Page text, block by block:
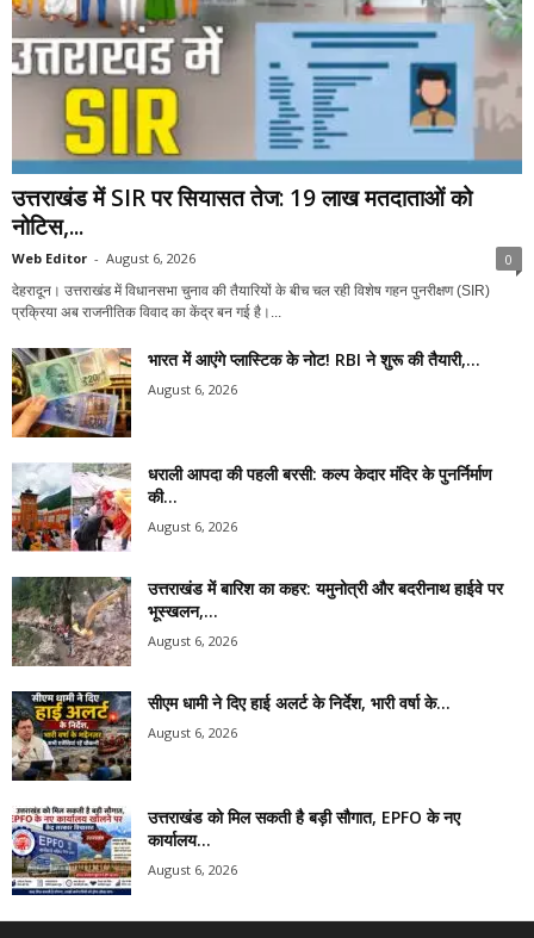
उत्तराखंड में SIR पर सियासत तेज: 19 लाख मतदाताओं को
नोटिस,...
Web Editor - August 6, 2026 0
देहरादून। उत्तराखंड में विधानसभा चुनाव की तैयारियों के बीच चल रही विशेष गहन पुनरीक्षण (SIR)
प्रक्रिया अब राजनीतिक विवाद का केंद्र बन गई है।...
भारत में आएंगे प्लास्टिक के नोट! RBI ने शुरू की तैयारी,...
August 6, 2026
धराली आपदा की पहली बरसी: कल्प केदार मंदिर के पुनर्निर्माण
की...
August 6, 2026
उत्तराखंड में बारिश का कहर: यमुनोत्री और बदरीनाथ हाईवे पर
भूस्खलन,...
August 6, 2026
सीएम धामी ने दिए हाई अलर्ट के निर्देश, भारी वर्षा के...
August 6, 2026
उत्तराखंड को मिल सकती है बड़ी सौगात, EPFO के नए
कार्यालय...
August 6, 2026